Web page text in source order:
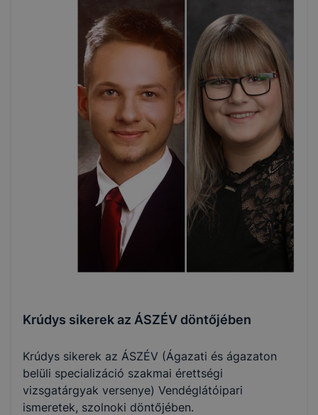
Krúdys sikerek az ÁSZÉV döntőjében
Krúdys sikerek az ÁSZÉV (Ágazati és ágazaton
belüli specializáció szakmai érettségi
vizsgatárgyak versenye) Vendéglátóipari
ismeretek, szolnoki döntőjében.